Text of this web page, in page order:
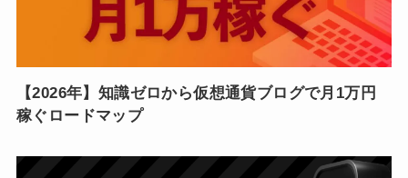
【2026年】知識ゼロから仮想通貨ブログで月1万円
稼ぐロードマップ